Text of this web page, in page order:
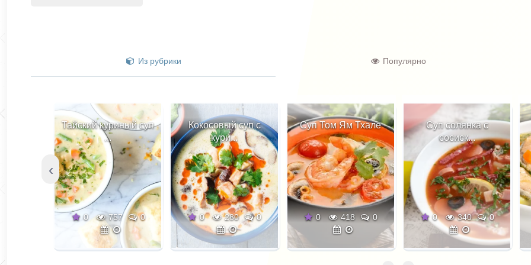
Из рубрики Популярно
Тайский куриный суп
...
0 757 0
Кокосовый суп с
кури...
0 280 0
Суп Том Ям Тхале
0 418 0
Суп солянка с
сосиск...
0 340 0
‹